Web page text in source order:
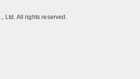
Ltd. All rights reserved.